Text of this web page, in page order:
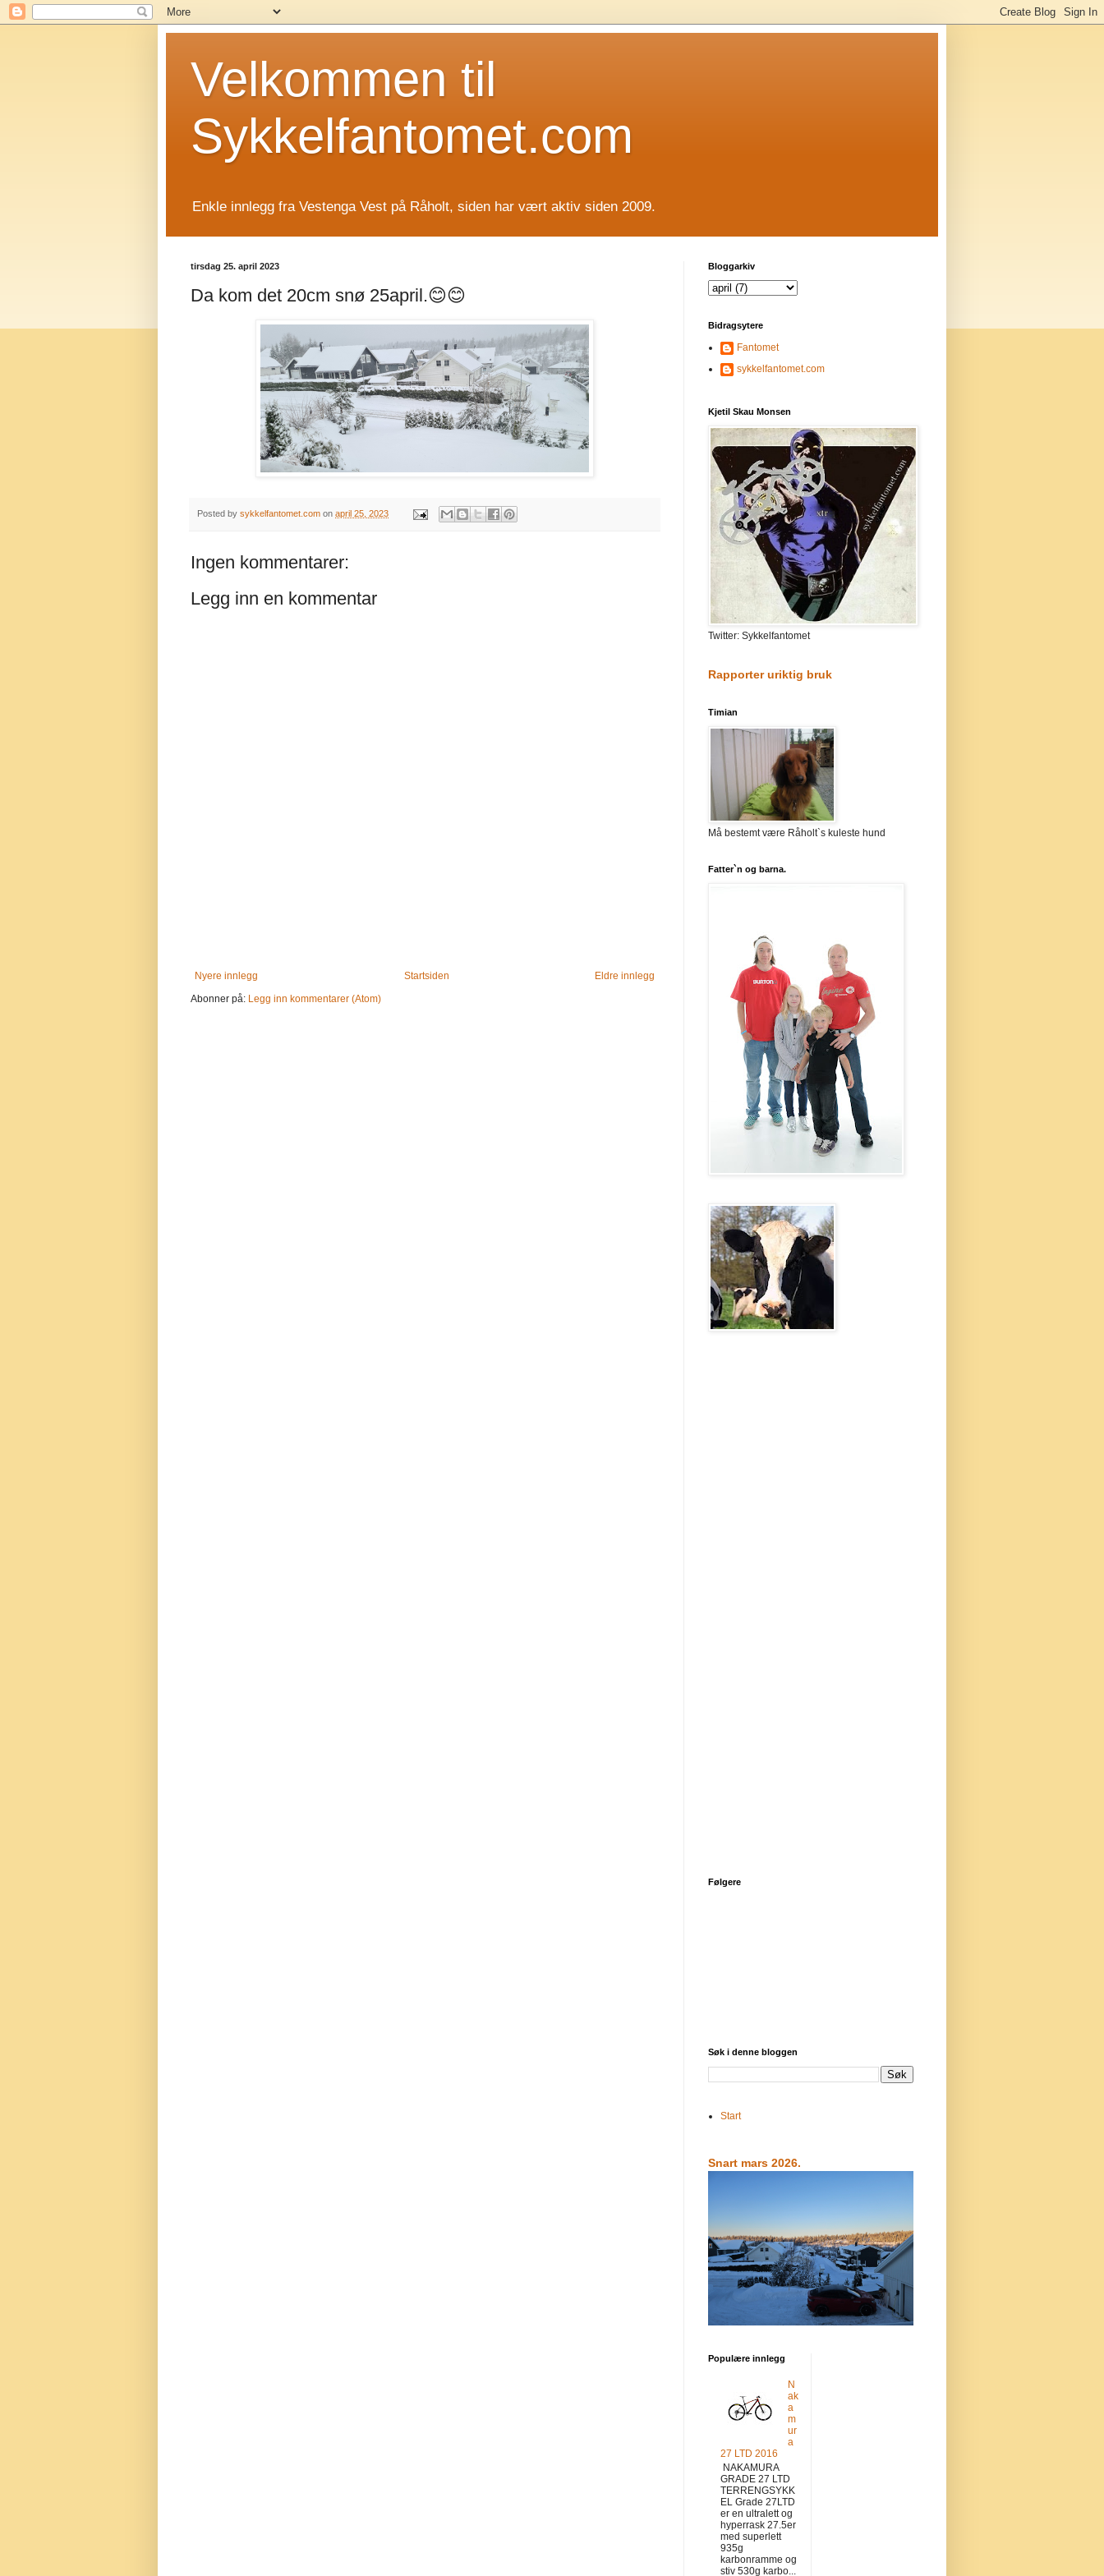
Velkommen til
Sykkelfantomet.com
Enkle innlegg fra Vestenga Vest på Råholt, siden har vært aktiv siden 2009.
tirsdag 25. april 2023
Da kom det 20cm snø 25april.😊😊
Posted by sykkelfantomet.com on april 25, 2023
Ingen kommentarer:
Legg inn en kommentar
Nyere innlegg Eldre innlegg
Startsiden
Abonner på: Legg inn kommentarer (Atom)
Bloggarkiv
Bidragsytere
Fantomet
sykkelfantomet.com
Kjetil Skau Monsen
Twitter: Sykkelfantomet
Rapporter uriktig bruk
Timian
Må bestemt være Råholt`s kuleste hund
Fatter`n og barna.
Følgere
Søk i denne bloggen
Start
Snart mars 2026.
Populære innlegg
N
ak
a
m
ur
a
27 LTD 2016
NAKAMURA
GRADE 27 LTD
TERRENGSYKK
EL Grade 27LTD
er en ultralett og
hyperrask 27.5er
med superlett
935g
karbonramme og
stiv 530g karbo...